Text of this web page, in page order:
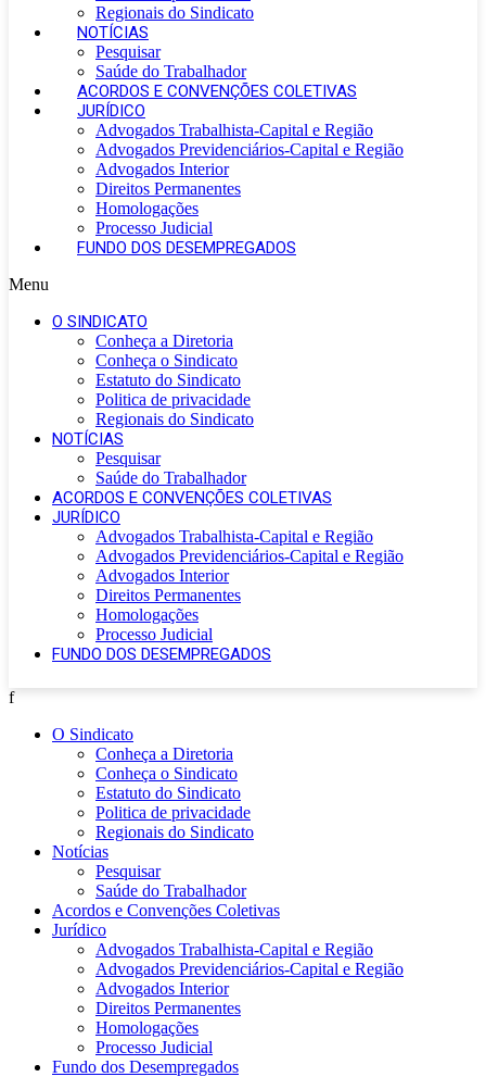
Regionais do Sindicato
NOTÍCIAS
Pesquisar
Saúde do Trabalhador
ACORDOS E CONVENÇÕES COLETIVAS
JURÍDICO
Advogados Trabalhista-Capital e Região
Advogados Previdenciários-Capital e Região
Advogados Interior
Direitos Permanentes
Homologações
Processo Judicial
FUNDO DOS DESEMPREGADOS
Menu
O SINDICATO
Conheça a Diretoria
Conheça o Sindicato
Estatuto do Sindicato
Politica de privacidade
Regionais do Sindicato
NOTÍCIAS
Pesquisar
Saúde do Trabalhador
ACORDOS E CONVENÇÕES COLETIVAS
JURÍDICO
Advogados Trabalhista-Capital e Região
Advogados Previdenciários-Capital e Região
Advogados Interior
Direitos Permanentes
Homologações
Processo Judicial
FUNDO DOS DESEMPREGADOS
f
O Sindicato
Conheça a Diretoria
Conheça o Sindicato
Estatuto do Sindicato
Politica de privacidade
Regionais do Sindicato
Notícias
Pesquisar
Saúde do Trabalhador
Acordos e Convenções Coletivas
Jurídico
Advogados Trabalhista-Capital e Região
Advogados Previdenciários-Capital e Região
Advogados Interior
Direitos Permanentes
Homologações
Processo Judicial
Fundo dos Desempregados